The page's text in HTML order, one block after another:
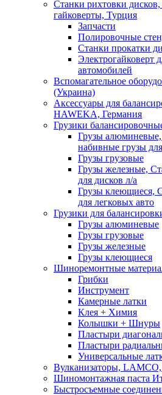
Станки рихтовки
гайковерты, Турция
Запчасти
Полировочные
Станки прокатки
Электрогайковерт
автомобилей
Вспомагательное
(Украина)
Аксессуары для
HAWEKA, Германия
Грузики
Грузы
набивные грузы
Грузы грузовые
Грузы железные,
для дисков л/а
Грузы клеющиеся,
для легковых авто
Грузики для
Грузы алюминевые
Грузы грузовые
Грузы железные
Грузы клеющиеся
Шиноремонтные
Грибки
Инструмент
Камерные латки
Клея + Химия
Колышки + Шнуры
Пластыри
Пластыри
Универсальные
Вулканизаторы,
Шиномонтажная паста
Быстросъемные